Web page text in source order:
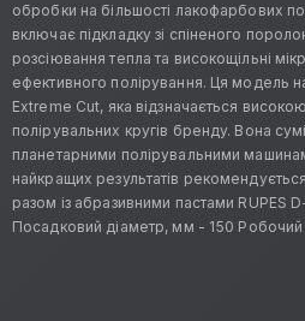
обробки на більшості лакофарбових
включає підкладку зі спіненого
розсіювання тепла та високощільні
ефективного полірування. Ця модель
Extreme Cut, яка відзначається
полірувальних кругів бренду. Вона
планетарними полірувальними
найкращих результатів
разом із абразивними пастами RUPES
Посадковий діаметр, мм - 150